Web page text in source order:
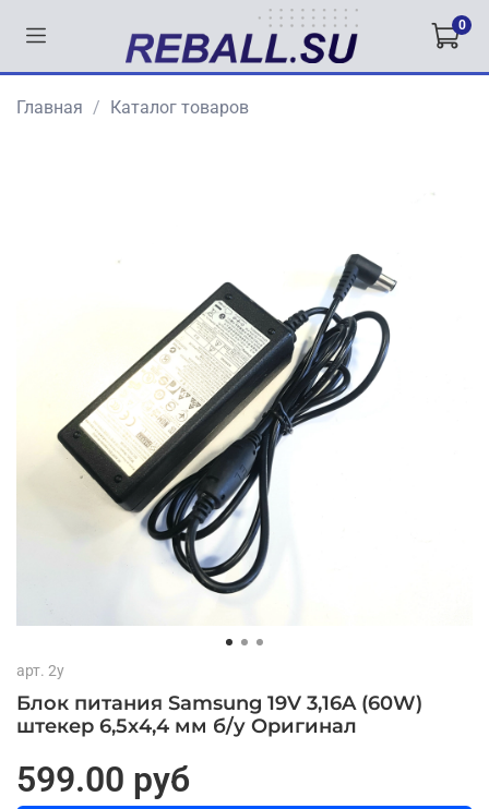
0
Главная Каталог товаров
арт. 2y
Блок питания Samsung 19V 3,16A (60W)
штекер 6,5х4,4 мм б/у Оригинал
599.00 руб